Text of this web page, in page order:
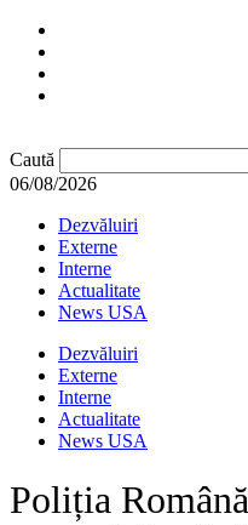
Caută
06/08/2026
Dezvăluiri
Externe
Interne
Actualitate
News USA
Dezvăluiri
Externe
Interne
Actualitate
News USA
Poliția